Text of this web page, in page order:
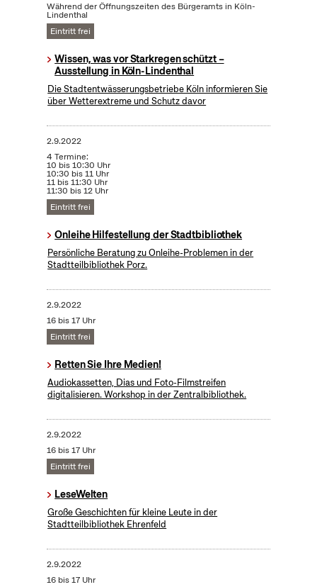
Während der Öffnungszeiten des Bürgeramts in Köln-
Lindenthal
Eintritt frei
Wissen, was vor Starkregen schützt –
Ausstellung in Köln-Lindenthal
Die Stadtentwässerungsbetriebe Köln informieren Sie
über Wetterextreme und Schutz davor
2.9.2022
4 Termine:
10 bis 10:30 Uhr
10:30 bis 11 Uhr
11 bis 11:30 Uhr
11:30 bis 12 Uhr
Eintritt frei
Onleihe Hilfestellung der Stadtbibliothek
Persönliche Beratung zu Onleihe-Problemen in der
Stadtteilbibliothek Porz.
2.9.2022
16 bis 17 Uhr
Eintritt frei
Retten Sie Ihre Medien!
Audiokassetten, Dias und Foto-Filmstreifen
digitalisieren. Workshop in der Zentralbibliothek.
2.9.2022
16 bis 17 Uhr
Eintritt frei
LeseWelten
Große Geschichten für kleine Leute in der
Stadtteilbibliothek Ehrenfeld
2.9.2022
16 bis 17 Uhr